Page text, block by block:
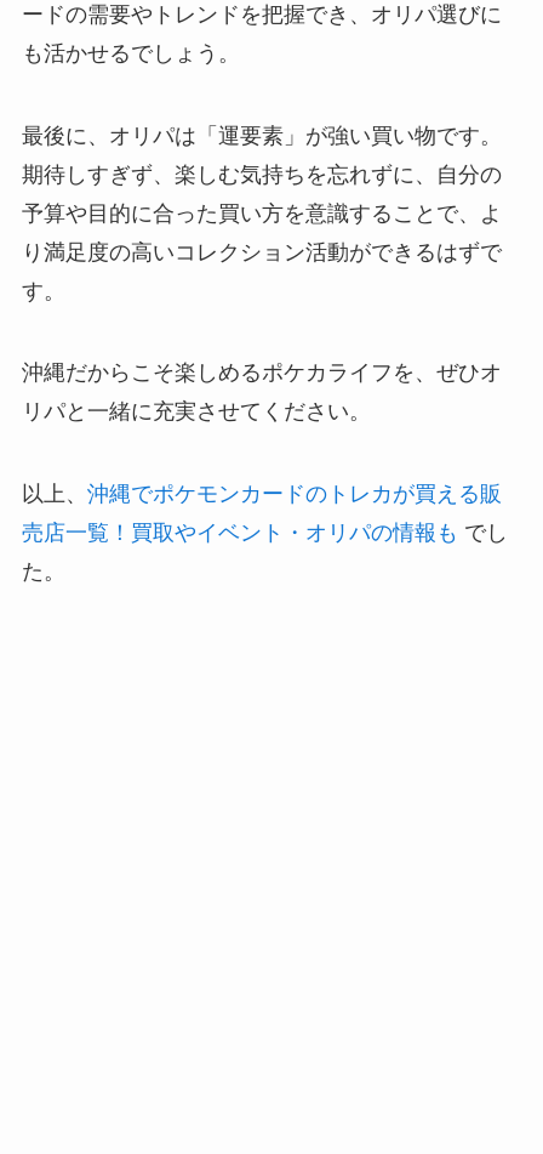
ードの需要やトレンドを把握でき、オリパ選びに
も活かせるでしょう。
最後に、オリパは「運要素」が強い買い物です。
期待しすぎず、楽しむ気持ちを忘れずに、自分の
予算や目的に合った買い方を意識することで、よ
り満足度の高いコレクション活動ができるはずで
す。
沖縄だからこそ楽しめるポケカライフを、ぜひオ
リパと一緒に充実させてください。
以上、 沖縄でポケモンカードのトレカが買える販
売店一覧！買取やイベント・オリパの情報も でし
た。